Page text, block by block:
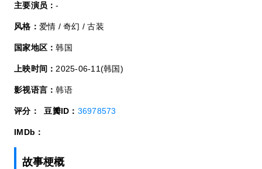
主要演员：-
风格： 爱情 / 奇幻 / 古装
国家地区：韩国
上映时间： 2025-06-11(韩国)
影视语言：韩语
评分： 豆瓣ID： 36978573
IMDb：
故事梗概